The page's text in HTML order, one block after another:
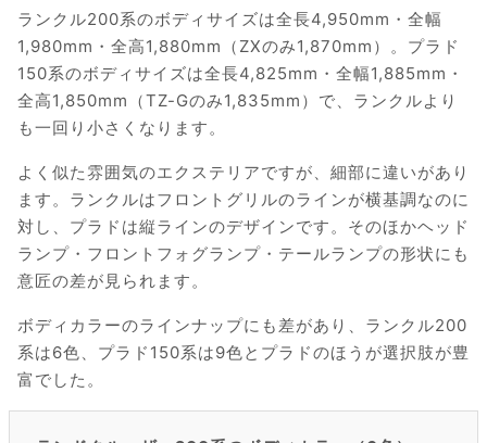
ランクル200系のボディサイズは全長4,950mm・全幅
1,980mm・全高1,880mm（ZXのみ1,870mm）。プラド
150系のボディサイズは全長4,825mm・全幅1,885mm・
全高1,850mm（TZ-Gのみ1,835mm）で、ランクルより
も一回り小さくなります。
よく似た雰囲気のエクステリアですが、細部に違いがあり
ます。ランクルはフロントグリルのラインが横基調なのに
対し、プラドは縦ラインのデザインです。そのほかヘッド
ランプ・フロントフォグランプ・テールランプの形状にも
意匠の差が見られます。
ボディカラーのラインナップにも差があり、ランクル200
系は6色、プラド150系は9色とプラドのほうが選択肢が豊
富でした。